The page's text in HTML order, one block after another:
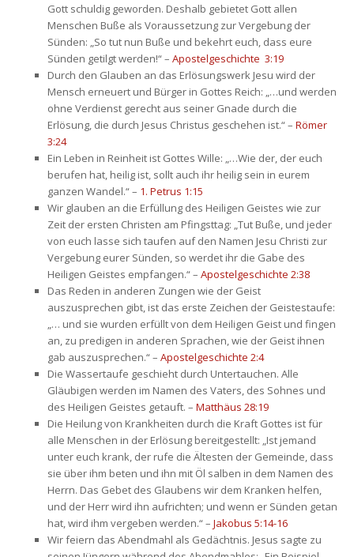
Gott schuldig geworden. Deshalb gebietet Gott allen
Menschen Buße als Voraussetzung zur Vergebung der
Sünden: „So tut nun Buße und bekehrt euch, dass eure
Sünden getilgt werden!“ – Apostelgeschichte 3:19
Durch den Glauben an das Erlösungswerk Jesu wird der
Mensch erneuert und Bürger in Gottes Reich: „…und werden
ohne Verdienst gerecht aus seiner Gnade durch die
Erlösung, die durch Jesus Christus geschehen ist.“ – Römer
3:24
Ein Leben in Reinheit ist Gottes Wille: „…Wie der, der euch
berufen hat, heilig ist, sollt auch ihr heilig sein in eurem
ganzen Wandel.“ – 1. Petrus 1:15
Wir glauben an die Erfüllung des Heiligen Geistes wie zur
Zeit der ersten Christen am Pfingsttag: „Tut Buße, und jeder
von euch lasse sich taufen auf den Namen Jesu Christi zur
Vergebung eurer Sünden, so werdet ihr die Gabe des
Heiligen Geistes empfangen.“ – Apostelgeschichte 2:38
Das Reden in anderen Zungen wie der Geist
auszusprechen gibt, ist das erste Zeichen der Geistestaufe:
„… und sie wurden erfüllt von dem Heiligen Geist und fingen
an, zu predigen in anderen Sprachen, wie der Geist ihnen
gab auszusprechen.“ – Apostelgeschichte 2:4
Die Wassertaufe geschieht durch Untertauchen. Alle
Gläubigen werden im Namen des Vaters, des Sohnes und
des Heiligen Geistes getauft. – Matthäus 28:19
Die Heilung von Krankheiten durch die Kraft Gottes ist für
alle Menschen in der Erlösung bereitgestellt: „Ist jemand
unter euch krank, der rufe die Ältesten der Gemeinde, dass
ie über ihm beten und ihn mit Öl salben in dem Namen des
Herrn. Das Gebet des Glaubens wir dem Kranken helfen,
und der Herr wird ihn aufrichten; und wenn er Sünden getan
hat, wird ihm vergeben werden.“ – Jakobus 5:14-16
Wir feiern das Abendmahl als Gedächtnis. Jesus sagte zu